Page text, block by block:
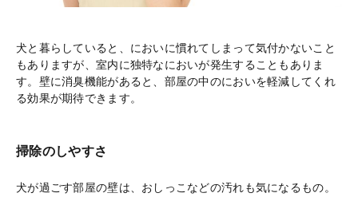
犬と暮らしていると、においに慣れてしまって気付かないこと
もありますが、室内に独特なにおいが発生することもありま
す。壁に消臭機能があると、部屋の中のにおいを軽減してくれ
る効果が期待できます。
掃除のしやすさ
犬が過ごす部屋の壁は、おしっこなどの汚れも気になるもの。